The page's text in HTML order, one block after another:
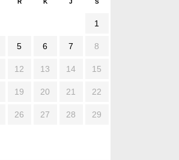
R K J S
1
5 6 7 8
12 13 14 15
19 20 21 22
26 27 28 29